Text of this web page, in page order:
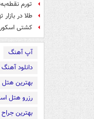
تورم
طلا در
کشتی
آپ آهنگ
دانلود
بهترین هتل
رزرو هتل
بهترین